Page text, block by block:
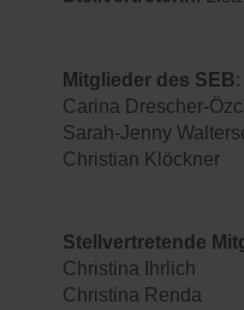
Mitglieder des SEB:
Carina Drescher-
Sarah-Jenny
Christian Klöckner
Stellvertretende
Christina Ihrlich
Christina Renda